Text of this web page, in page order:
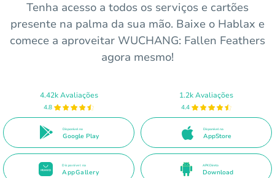
Tenha acesso a todos os serviços e cartões
presente na palma da sua mão. Baixe o Hablax e
comece a aproveitar WUCHANG: Fallen Feathers
agora mesmo!
4.42k Avaliações
4.8
Disponível no
Google Play
1.2k Avaliações
4.4
Disponível na
AppStore
Disponível na
AppGallery
APK Direto
Download